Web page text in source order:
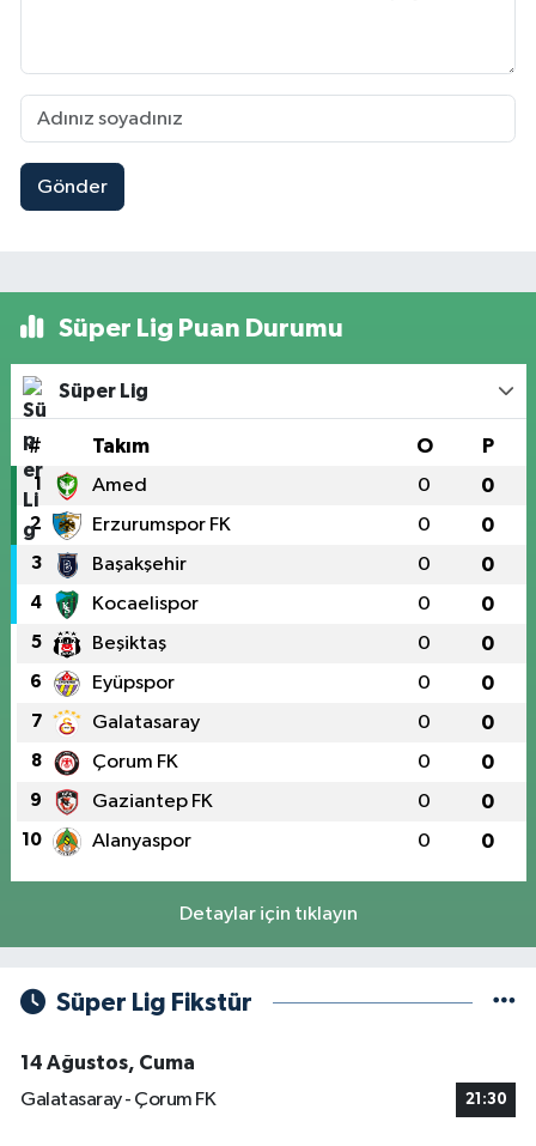
Gönder
Süper Lig Puan Durumu
Süper Lig
# Takım O P
1 Amed 0 0
2 Erzurumspor FK 0 0
3 Başakşehir 0 0
4 Kocaelispor 0 0
5 Beşiktaş 0 0
6 Eyüpspor 0 0
7 Galatasaray 0 0
8 Çorum FK 0 0
9 Gaziantep FK 0 0
10 Alanyaspor 0 0
Detaylar için tıklayın
Süper Lig Fikstür
14 Ağustos, Cuma
Galatasaray - Çorum FK
21:30